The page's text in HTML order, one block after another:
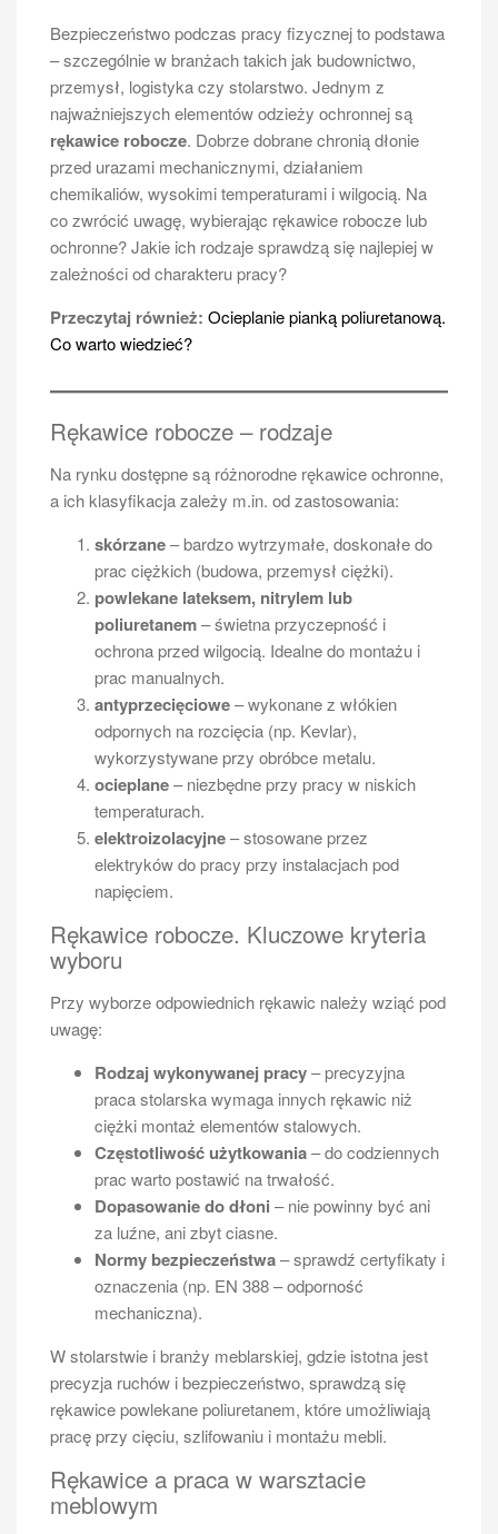
Bezpieczeństwo podczas pracy fizycznej to podstawa
– szczególnie w branżach takich jak budownictwo,
przemysł, logistyka czy stolarstwo. Jednym z
najważniejszych elementów odzieży ochronnej są
rękawice robocze. Dobrze dobrane chronią dłonie
przed urazami mechanicznymi, działaniem
chemikaliów, wysokimi temperaturami i wilgocią. Na
co zwrócić uwagę, wybierając rękawice robocze lub
ochronne? Jakie ich rodzaje sprawdzą się najlepiej w
zależności od charakteru pracy?
Przeczytaj również: Ocieplanie pianką poliuretanową.
Co warto wiedzieć?
Rękawice robocze – rodzaje
Na rynku dostępne są różnorodne rękawice ochronne,
a ich klasyfikacja zależy m.in. od zastosowania:
skórzane– bardzo wytrzymałe, doskonałe do
prac ciężkich (budowa, przemysł ciężki).
powlekane lateksem, nitrylem lub
poliuretanem– świetna przyczepność i
ochrona przed wilgocią. Idealne do montażu i
prac manualnych.
antyprzecięciowe– wykonane z włókien
odpornych na rozcięcia (np. Kevlar),
wykorzystywane przy obróbce metalu.
ocieplane– niezbędne przy pracy w niskich
temperaturach.
elektroizolacyjne– stosowane przez
elektryków do pracy przy instalacjach pod
napięciem.
Rękawice robocze. Kluczowe kryteria
wyboru
Przy wyborze odpowiednich rękawic należy wziąć pod
uwagę:
Rodzaj wykonywanej pracy– precyzyjna
praca stolarska wymaga innych rękawic niż
ciężki montaż elementów stalowych.
Częstotliwość użytkowania– do codziennych
prac warto postawić na trwałość.
Dopasowanie do dłoni – nie powinny być ani
za luźne, ani zbyt ciasne.
Normy bezpieczeństwa– sprawdź certyfikaty i
oznaczenia (np. EN 388 – odporność
mechaniczna).
W stolarstwie i branży meblarskiej, gdzie istotna jest
precyzja ruchów i bezpieczeństwo, sprawdzą się
rękawice powlekane poliuretanem, które umożliwiają
pracę przy cięciu, szlifowaniu i montażu mebli.
Rękawice a praca w warsztacie
meblowym